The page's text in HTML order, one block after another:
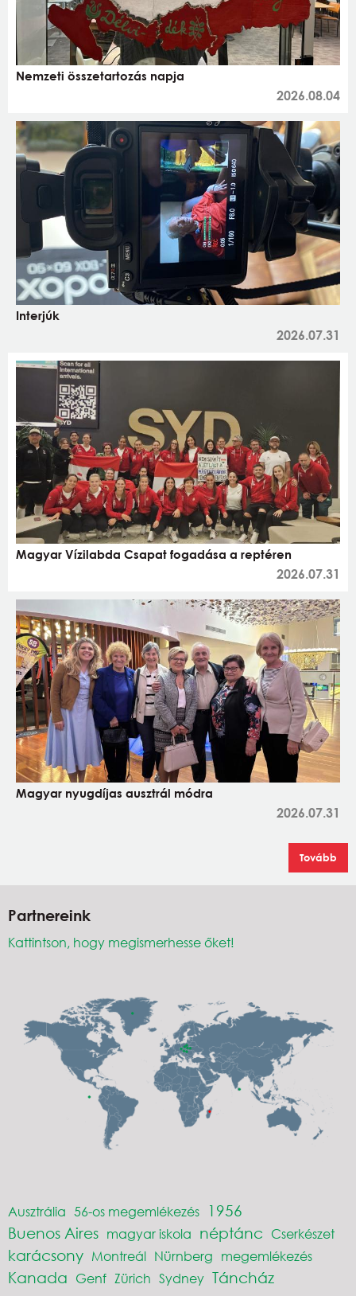
Nemzeti összetartozás napja
2026.08.04
Interjúk
2026.07.31
Magyar Vízilabda Csapat fogadása a reptéren
2026.07.31
Magyar nyugdíjas ausztrál módra
2026.07.31
Tovább
Partnereink
Kattintson, hogy megismerhesse őket!
Ausztrália 56-os megemlékezés
1956
Buenos Aires magyar iskola néptánc Cserkészet
karácsony Montreál Nürnberg megemlékezés
Kanada Genf Zürich Sydney Táncház